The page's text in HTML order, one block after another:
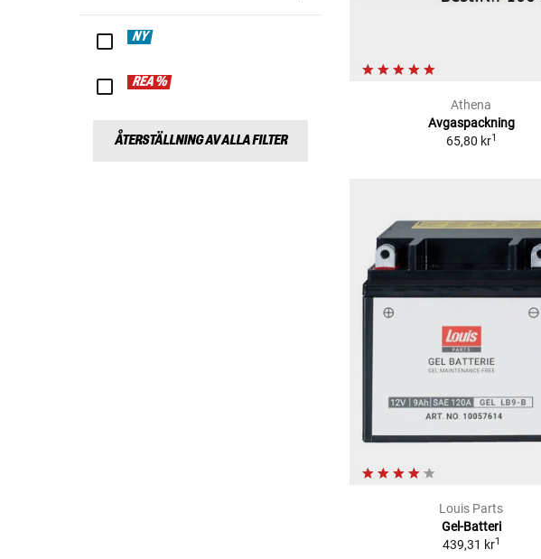
NY
REA %
ÅTERSTÄLLNING AV ALLA FILTER
Athena
Avgaspackning
65,80 kr1
Louis Parts
Gel-Batteri
439,31 kr1